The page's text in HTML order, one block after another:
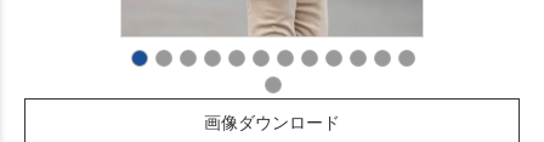
画像ダウンロード